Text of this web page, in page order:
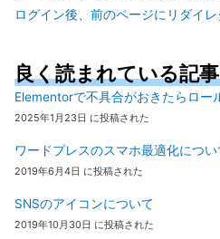
ログイン後、前のページにリダイ
良く読まれている記事
Elementorで不具合がおきたらロー
2025年1月23日 に投稿された
ワードプレスのスマホ最適化につい
2019年6月4日 に投稿された
SNSのアイコンについて
2019年10月30日 に投稿された